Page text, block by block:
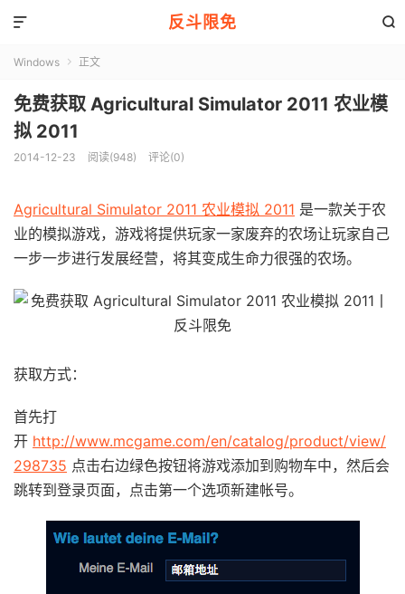
反斗限免 

Windows  正文
免费获取 Agricultural Simulator 2011 农业模
拟 2011
2014-12-23 阅读(948) 评论(0)
Agricultural Simulator 2011 农业模拟 2011 是一款关于农
业的模拟游戏，游戏将提供玩家一家废弃的农场让玩家自己
一步一步进行发展经营，将其变成生命力很强的农场。
获取方式：
首先打
开 http://www.mcgame.com/en/catalog/product/view/
298735 点击右边绿色按钮将游戏添加到购物车中，然后会
跳转到登录页面，点击第一个选项新建帐号。